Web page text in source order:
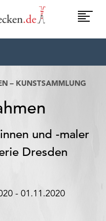
– KUNSTSAMMLUNG
und -maler
Dresden
- 01.11.2020